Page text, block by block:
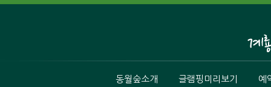
동월숲소개 글램핑미리보기 예